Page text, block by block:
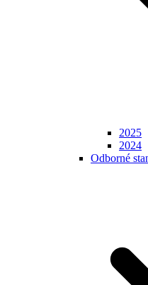
2025
2024
Odborné